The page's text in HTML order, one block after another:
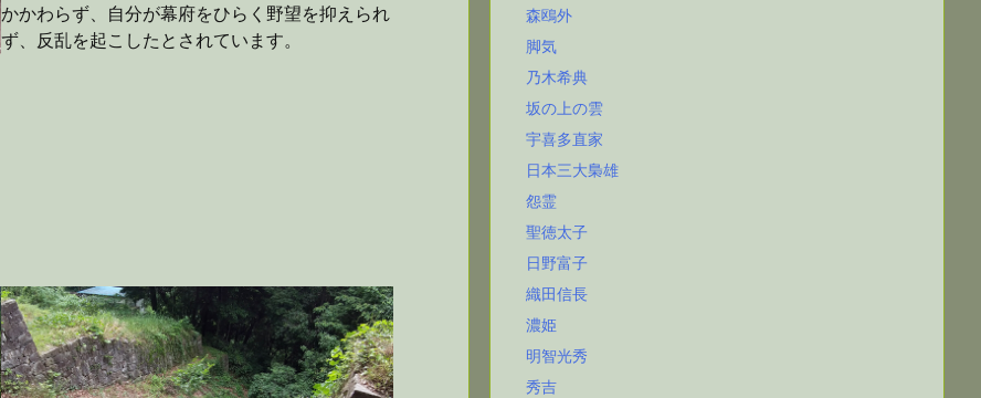
かかわらず、自分が幕府をひらく野望を抑えられ
ず、反乱を起こしたとされています。
森鴎外
脚気
乃木希典
坂の上の雲
宇喜多直家
日本三大梟雄
怨霊
聖徳太子
日野富子
織田信長
濃姫
明智光秀
秀吉